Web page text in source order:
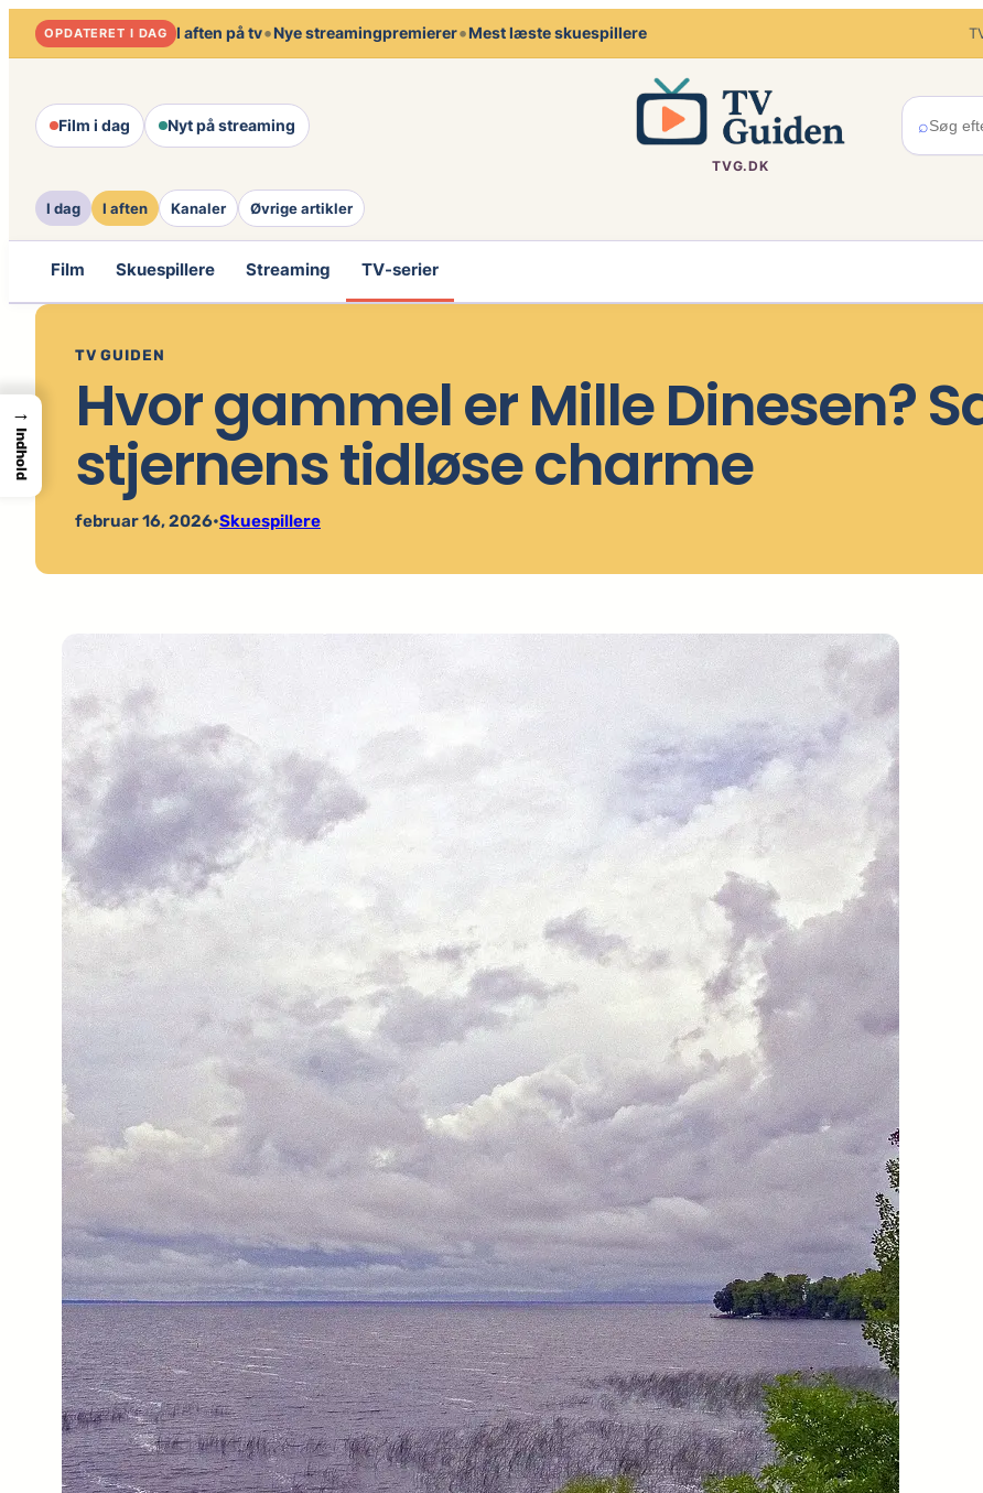
Spring
til
OPDATERET I DAG I aften på tv•Nye streamingpremierer•Mest læste skuespillere
Film i dag Nyt på streaming
TVG.DK
⌕
I dag I aften Kanaler Øvrige artikler
Film Skuespillere Streaming TV-serier
TV GUIDEN
Hvor gammel er Mille Dinesen?
stjernens tidløse charme
februar 16, 2026•Skuespillere
→
Indhold